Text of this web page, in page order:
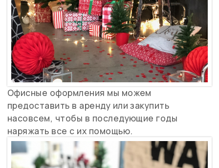
Офисные оформления мы можем
предоставить в аренду или закупить
насовсем, чтобы в последующие годы
наряжать все с их помощью.